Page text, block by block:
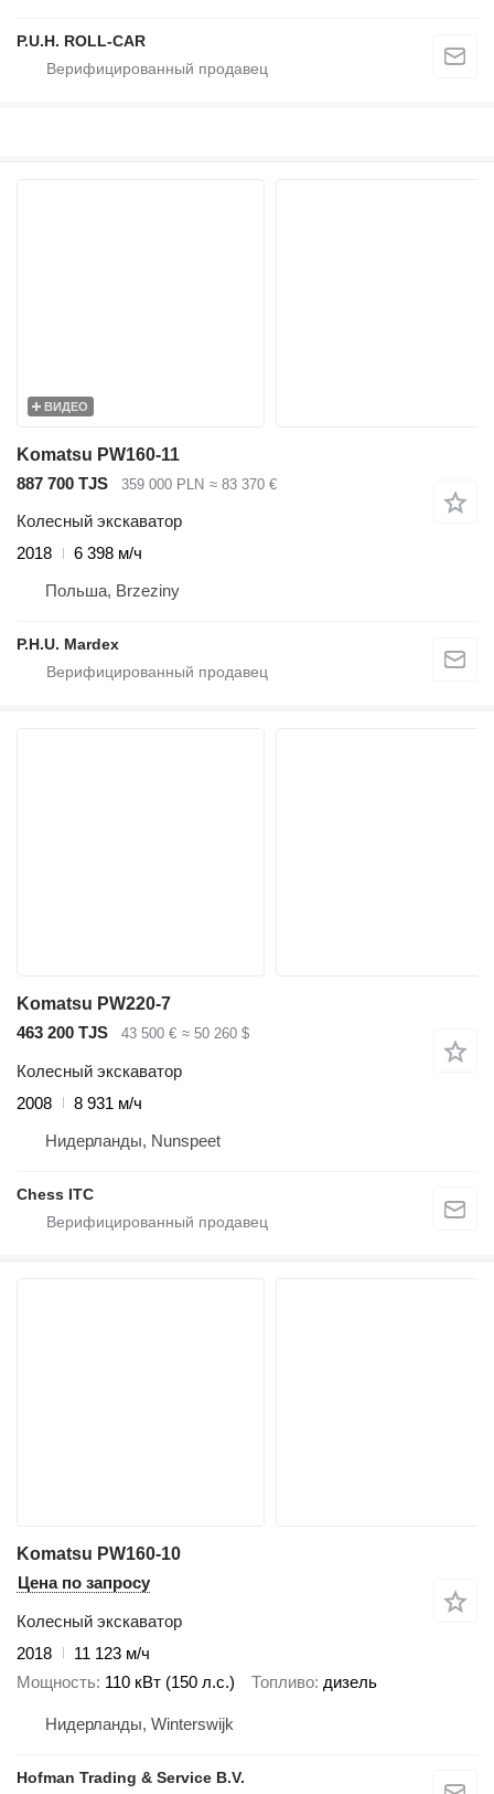
P.U.H. ROLL-CAR
ВИДЕО
Komatsu PW160-11
887 700 TJS
359 000 PLN ≈ 83 370 €
Колесный экскаватор
2018
6 398 м/ч
Польша, Brzeziny
P.H.U. Mardex
Komatsu PW220-7
463 200 TJS
43 500 € ≈ 50 260 $
Колесный экскаватор
2008
8 931 м/ч
Нидерланды, Nunspeet
Chess ITC
Komatsu PW160-10
Цена по запросу
Колесный экскаватор
2018
11 123 м/ч
Мощность 110 кВт (150 л.с.) Топливо дизель
Нидерланды, Winterswijk
Hofman Trading & Service B.V.